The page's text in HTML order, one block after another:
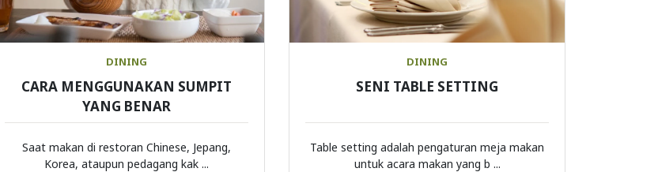
DINING
CARA MENGGUNAKAN SUMPIT
YANG BENAR
Saat makan di restoran Chinese, Jepang,
Korea, ataupun pedagang kak ...
DINING
SENI TABLE SETTING
Table setting adalah pengaturan meja makan
untuk acara makan yang b ...